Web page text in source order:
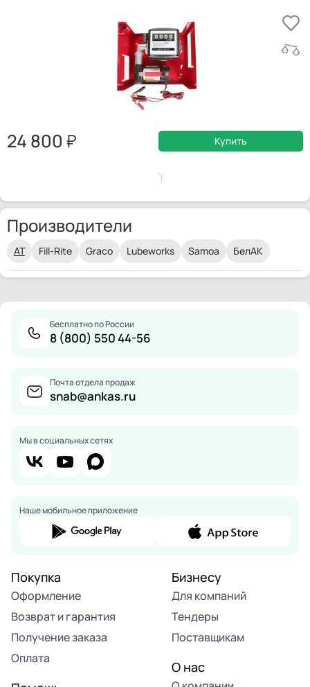
24 800 Купить
Производители
AT Fill-Rite Graco Lubeworks Samoa БелАК
Бесплатно по России
8 (800) 550 44-56
Почта отдела продаж
snab@ankas.ru
Мы в социальных сетях
Наше мобильное приложение
Покупка
Оформление
Возврат и гарантия
Получение заказа
Оплата
Бизнесу
Для компаний
Тендеры
Поставщикам
О нас